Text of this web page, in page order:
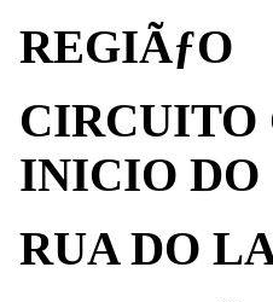
REGIÃƒO
CIRCUITO
INICIO
RUA DO